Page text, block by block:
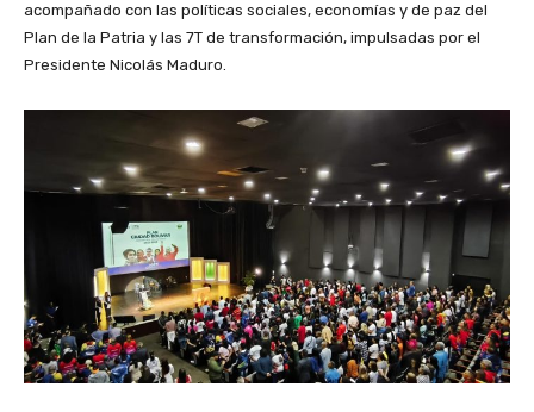
acompañado con las políticas sociales, economías y de paz del
Plan de la Patria y las 7T de transformación, impulsadas por el
Presidente Nicolás Maduro.